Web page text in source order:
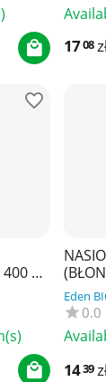
1708
g -
Eden
0.0
1439